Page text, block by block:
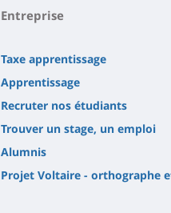
Entreprise
Taxe apprentissage
Apprentissage
Recruter nos étudiants
Trouver un stage, un emploi
Alumnis
Projet Voltaire - orthographe